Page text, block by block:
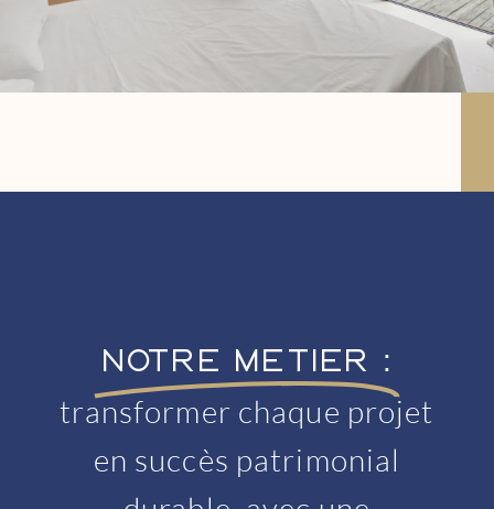
Notre métier :
transformer chaque projet
en succès patrimonial